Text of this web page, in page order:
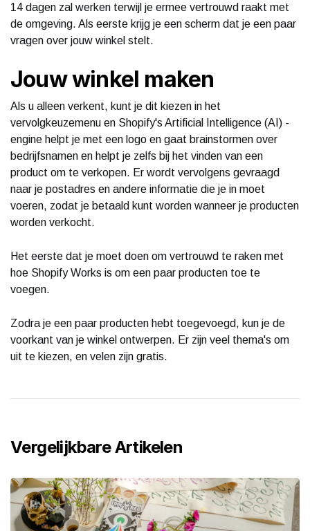
14 dagen zal werken terwijl je ermee vertrouwd raakt met
de omgeving. Als eerste krijg je een scherm dat je een paar
vragen over jouw winkel stelt.
Jouw winkel maken
Als u alleen verkent, kunt je dit kiezen in het
vervolgkeuzemenu en Shopify's Artificial Intelligence (AI) -
engine helpt je met een logo en gaat brainstormen over
bedrijfsnamen en helpt je zelfs bij het vinden van een
product om te verkopen. Er wordt vervolgens gevraagd
naar je postadres en andere informatie die je in moet
voeren, zodat je betaald kunt worden wanneer je producten
worden verkocht.
Het eerste dat je moet doen om vertrouwd te raken met
hoe Shopify Works is om een ​​paar producten toe te
voegen.
Zodra je een paar producten hebt toegevoegd, kun je de
voorkant van je winkel ontwerpen. Er zijn veel thema's om
uit te kiezen, en velen zijn gratis.
Vergelijkbare Artikelen